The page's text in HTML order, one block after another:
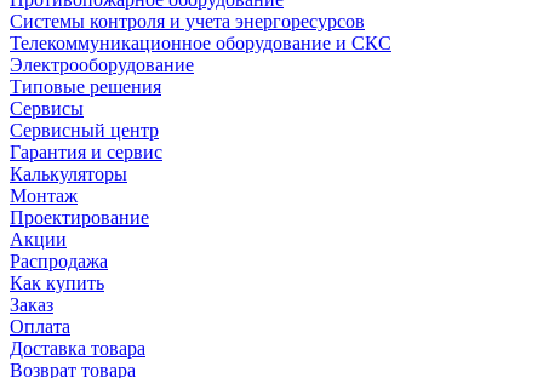
Системы контроля и учета энергоресурсов
Телекоммуникационное оборудование и СКС
Электрооборудование
Типовые решения
Сервисы
Сервисный центр
Гарантия и сервис
Калькуляторы
Монтаж
Проектирование
Акции
Распродажа
Как купить
Заказ
Оплата
Доставка товара
Возврат товара